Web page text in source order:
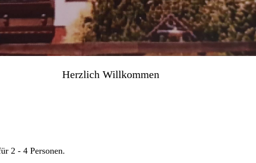
Herzlich Willkommen
2 - 4 Personen.